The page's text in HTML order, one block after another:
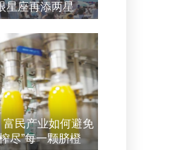
星座再添两星
民产业如何避免
尽”每一颗脐橙